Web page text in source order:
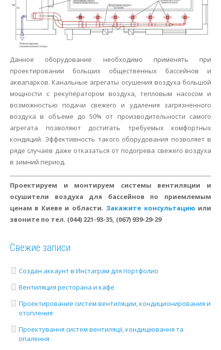
Данное оборудование необходимо применять при
проектировании больших общественных бассейнов и
аквапарков. Канальные агрегаты осушения воздуха большой
мощности с рекуператором воздуха, тепловым насосом и
возможностью подачи свежего и удаления загрязненного
воздуха в объеме до 50% от производительности самого
агрегата позволяют достигать требуемых комфортных
кондиций. Эффективность такого оборудования позволяет в
ряде случаев даже отказаться от подогрева свежего воздуха
в зимний период.
Проектируем и монтируем системы вентиляции и
осушители воздуха для бассейнов по приемлемым
ценам в Киеве и области. Закажите консультацию или
звоните по тел. (044) 221-93-35, (067) 939-29-29
Свежие записи
Создан аккаунт в Инстаграм для портфолио
Вентиляция ресторана и кафе
Проектирование систем вентиляции, кондиционирования и
отопления
Проектування систем вентиляції, кондиціювання та
опалення